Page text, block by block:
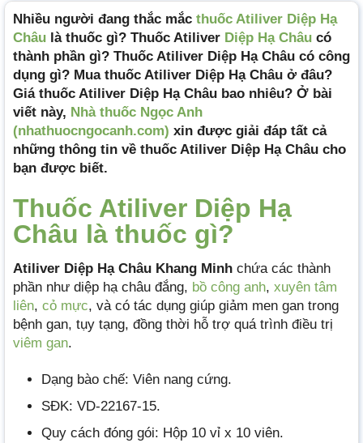
Nhiều người đang thắc mắc thuốc Atiliver Diệp Hạ
Châu là thuốc gì? Thuốc Atiliver Diệp Hạ Châu có
thành phần gì? Thuốc Atiliver Diệp Hạ Châu có công
dụng gì? Mua thuốc Atiliver Diệp Hạ Châu ở đâu?
Giá thuốc Atiliver Diệp Hạ Châu bao nhiêu? Ở bài
viết này, Nhà thuốc Ngọc Anh
(nhathuocngocanh.com) xin được giải đáp tất cả
những thông tin về thuốc Atiliver Diệp Hạ Châu cho
bạn được biết.
Thuốc Atiliver Diệp Hạ
Châu là thuốc gì?
Atiliver Diệp Hạ Châu Khang Minh chứa các thành
phần như diệp hạ châu đắng, bồ công anh, xuyên tâm
liên, cỏ mực, và có tác dụng giúp giảm men gan trong
bệnh gan, tụy tạng, đồng thời hỗ trợ quá trình điều trị
viêm gan.
Dạng bào chế: Viên nang cứng.
SĐK: VD-22167-15.
Quy cách đóng gói: Hộp 10 vỉ x 10 viên.